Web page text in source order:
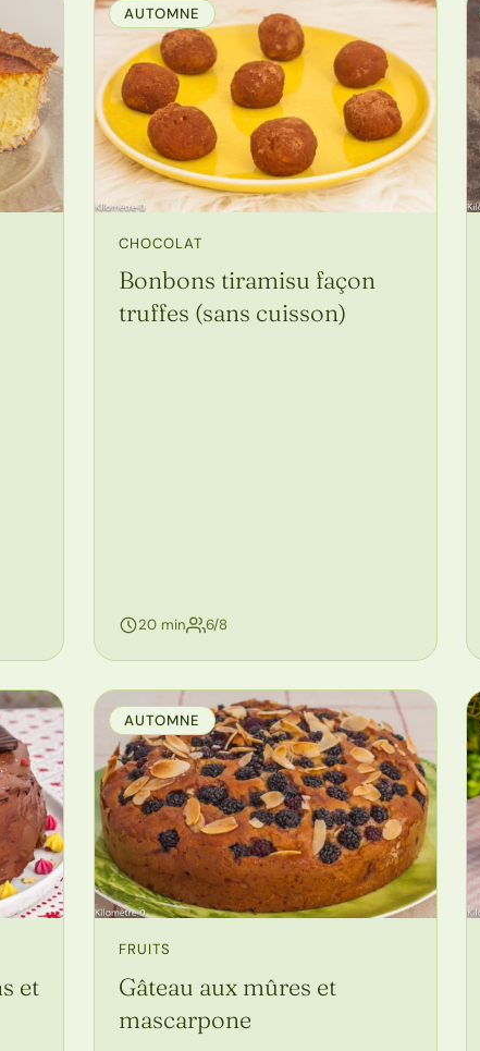
AUTOMNE
CHOCOLAT
Bonbons tiramisu façon
truffes (sans cuisson)
20 min 6/8personnes
et
AUTOMNE
FRUITS
Gâteau aux mûres et
mascarpone